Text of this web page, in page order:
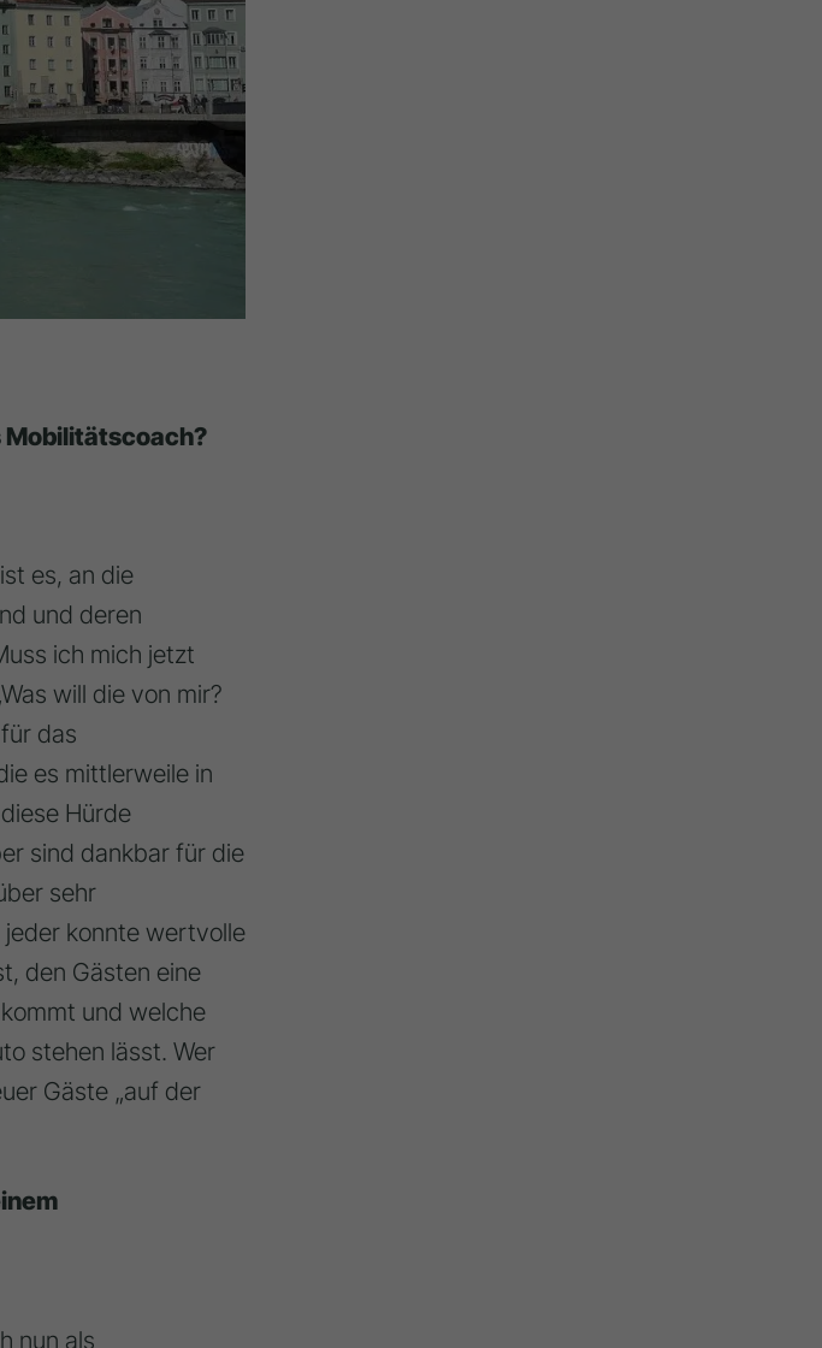
Mobilitätscoach?
es, an die
und deren
ich mich jetzt
will die von mir?
das
es mittlerweile in
Hürde
sind dankbar für die
sehr
konnte wertvolle
den Gästen eine
und welche
stehen lässt. Wer
Gäste „auf der
nun als